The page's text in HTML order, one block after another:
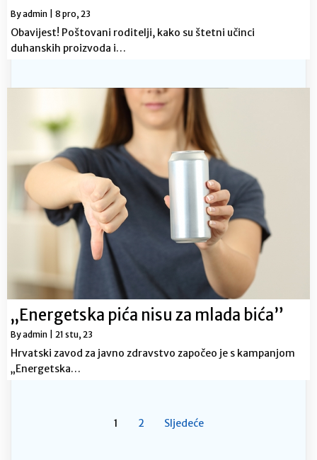
Byadmin 8 pro, 23
Obavijest! Poštovani roditelji, kako su štetni učinci
duhanskih proizvoda i…
„Energetska pića nisu za mlada bića”
Byadmin 21 stu, 23
Hrvatski zavod za javno zdravstvo započeo je s kampanjom
„Energetska…
1 2 Sljedeće